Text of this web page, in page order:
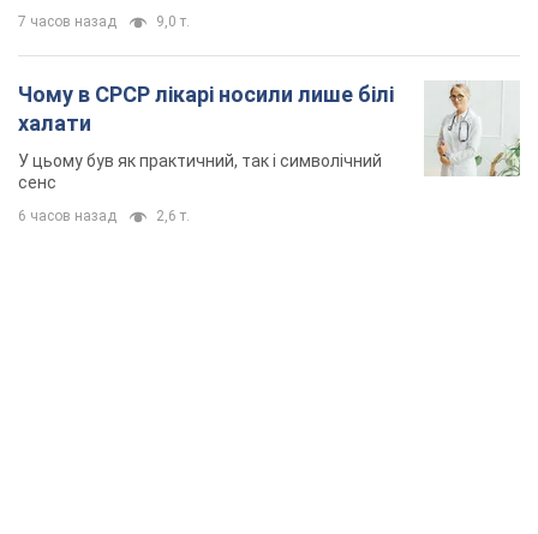
7 часов назад 9,0 т.
Чому в СРСР лікарі носили лише білі
халати
У цьому був як практичний, так і символічний
сенс
6 часов назад 2,6 т.